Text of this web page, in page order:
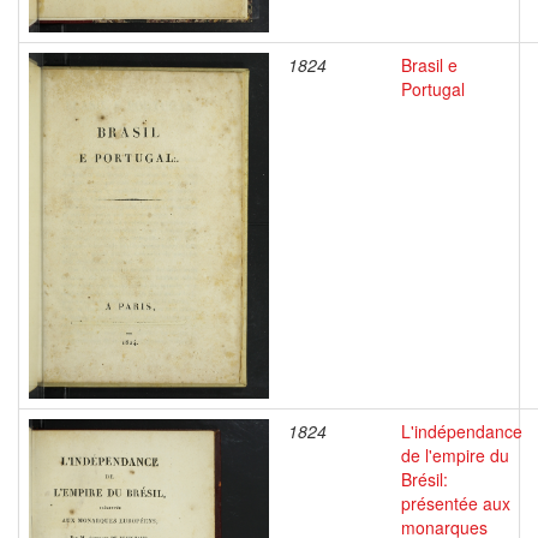
1824
Brasil e
Portugal
1824
L'indépendance
de l'empire du
Brésil:
présentée aux
monarques